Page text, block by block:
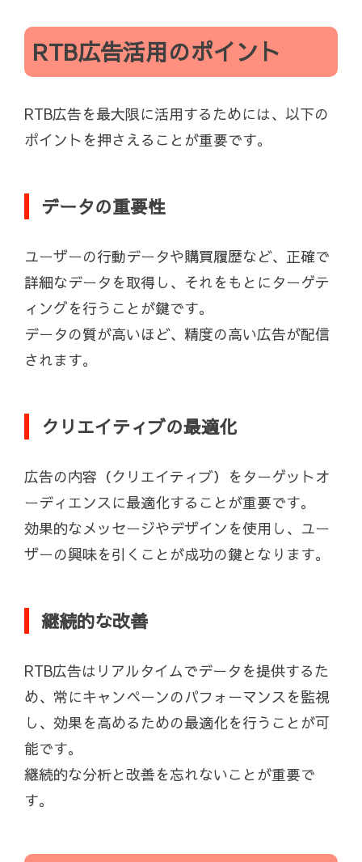
RTB広告活用のポイント
RTB広告を最大限に活用するためには、以下の
ポイントを押さえることが重要です。
データの重要性
ユーザーの行動データや購買履歴など、正確で
詳細なデータを取得し、それをもとにターゲテ
ィングを行うことが鍵です。
データの質が高いほど、精度の高い広告が配信
されます。
クリエイティブの最適化
広告の内容（クリエイティブ）をターゲットオ
ーディエンスに最適化することが重要です。
効果的なメッセージやデザインを使用し、ユー
ザーの興味を引くことが成功の鍵となります。
継続的な改善
RTB広告はリアルタイムでデータを提供するた
め、常にキャンペーンのパフォーマンスを監視
し、効果を高めるための最適化を行うことが可
能です。
継続的な分析と改善を忘れないことが重要で
す。